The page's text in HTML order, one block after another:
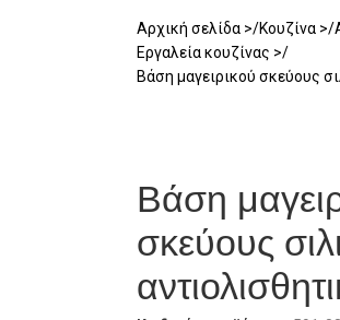
Αρχική σελίδα Κουζίνα
Εργαλεία κουζίνας
Βάση μαγειρικού σκεύους
Βάση
σκεύους